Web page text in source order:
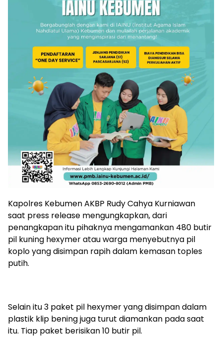
Kapolres Kebumen AKBP Rudy Cahya Kurniawan
saat press release mengungkapkan, dari
penangkapan itu pihaknya mengamankan 480 butir
pil kuning hexymer atau warga menyebutnya pil
koplo yang disimpan rapih dalam kemasan toples
putih.
Selain itu 3 paket pil hexymer yang disimpan dalam
plastik klip bening juga turut diamankan pada saat
itu. Tiap paket berisikan 10 butir pil.